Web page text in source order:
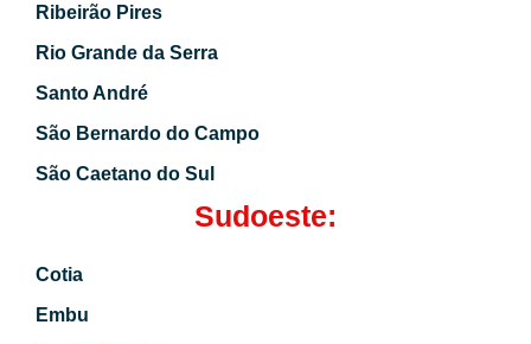
Ribeirão Pires
Rio Grande da Serra
Santo André
São Bernardo do Campo
São Caetano do Sul
Sudoeste:
Cotia
Embu